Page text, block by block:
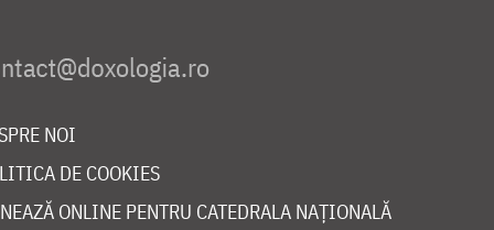
NOI
DE COOKIES
ONLINE PENTRU CATEDRALA NAȚIONALĂ